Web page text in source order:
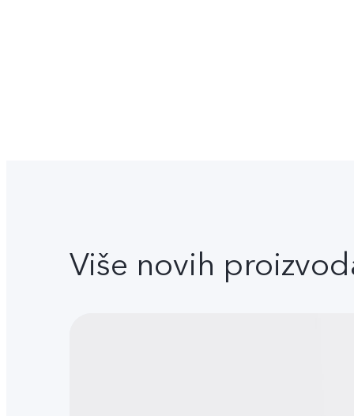
Više novih